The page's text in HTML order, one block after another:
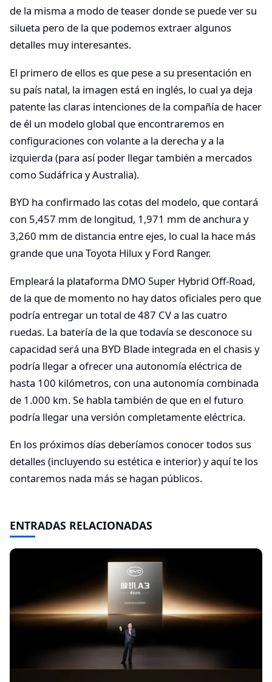
de la misma a modo de teaser donde se puede ver su
silueta pero de la que podemos extraer algunos
detalles muy interesantes.
El primero de ellos es que pese a su presentación en
su país natal, la imagen está en inglés, lo cual ya deja
patente las claras intenciones de la compañía de hacer
de él un modelo global que encontraremos en
configuraciones con volante a la derecha y a la
izquierda (para así poder llegar también a mercados
como Sudáfrica y Australia).
BYD ha confirmado las cotas del modelo, que contará
con 5,457 mm de longitud, 1,971 mm de anchura y
3,260 mm de distancia entre ejes, lo cual la hace más
grande que una Toyota Hilux y Ford Ranger.
Empleará la plataforma DMO Super Hybrid Off-Road,
de la que de momento no hay datos oficiales pero que
podría entregar un total de 487 CV a las cuatro
ruedas. La batería de la que todavía se desconoce su
capacidad será una BYD Blade integrada en el chasis y
podría llegar a ofrecer una autonomía eléctrica de
hasta 100 kilómetros, con una autonomía combinada
de 1.000 km. Se habla también de que en el futuro
podría llegar una versión completamente eléctrica.
En los próximos días deberíamos conocer todos sus
detalles (incluyendo su estética e interior) y aquí te los
contaremos nada más se hagan públicos.
ENTRADAS RELACIONADAS